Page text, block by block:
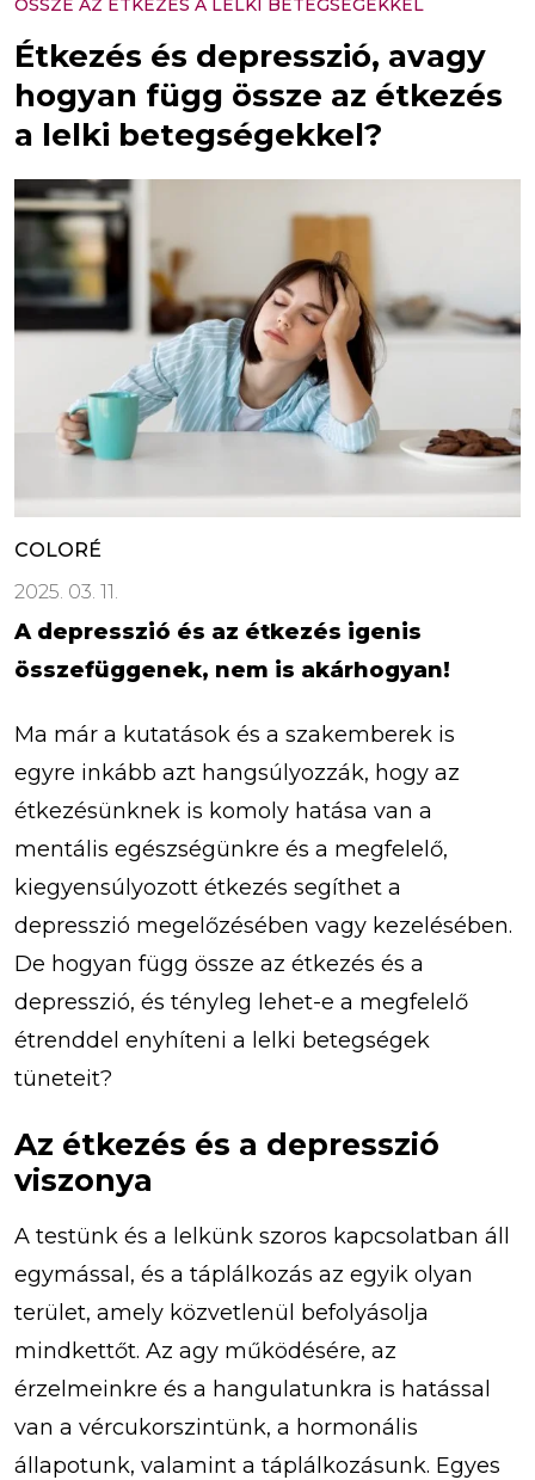
ÖSSZE AZ ÉTKEZÉS A LELKI BETEGSÉGEKKEL
Étkezés és depresszió, avagy
hogyan függ össze az étkezés
a lelki betegségekkel?
COLORÉ
2025. 03. 11.
A depresszió és az étkezés igenis
összefüggenek, nem is akárhogyan!
Ma már a kutatások és a szakemberek is
egyre inkább azt hangsúlyozzák, hogy az
étkezésünknek is komoly hatása van a
mentális egészségünkre és a megfelelő,
kiegyensúlyozott étkezés segíthet a
depresszió megelőzésében vagy kezelésében.
De hogyan függ össze az étkezés és a
depresszió, és tényleg lehet-e a megfelelő
étrenddel enyhíteni a lelki betegségek
tüneteit?
Az étkezés és a depresszió
viszonya
A testünk és a lelkünk szoros kapcsolatban áll
egymással, és a táplálkozás az egyik olyan
terület, amely közvetlenül befolyásolja
mindkettőt. Az agy működésére, az
érzelmeinkre és a hangulatunkra is hatással
van a vércukorszintünk, a hormonális
állapotunk, valamint a táplálkozásunk. Egyes